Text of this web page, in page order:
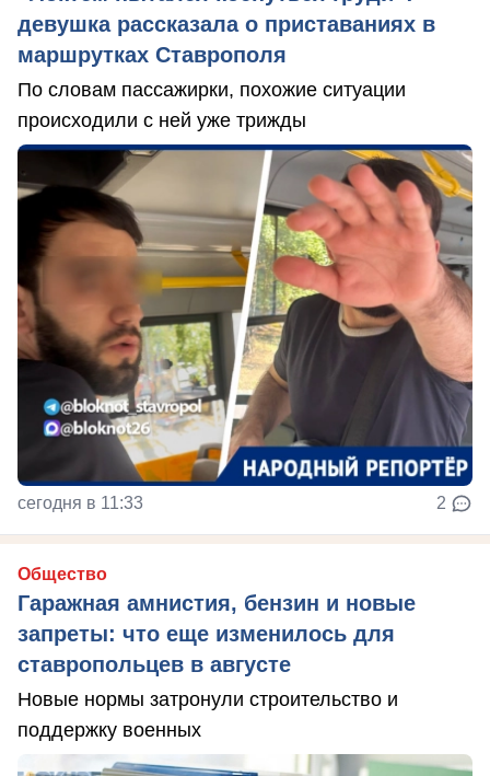
девушка рассказала о приставаниях в
маршрутках Ставрополя
По словам пассажирки, похожие ситуации
происходили с ней уже трижды
сегодня в 11:33 2
Общество
Гаражная амнистия, бензин и новые
запреты: что еще изменилось для
ставропольцев в августе
Новые нормы затронули строительство и
поддержку военных